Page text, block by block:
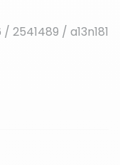
2541489 / a13n181